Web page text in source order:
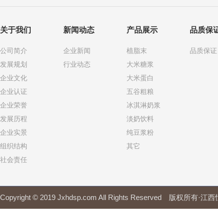
关于我们
公司简介
发展规划
企业文化
企业认证
企业荣誉
发展历程
企业实景
组织结构
社会责任
新闻动态
企业新闻
行业动态
产品展示
植脂末
大米糖浆
大米蛋白
五谷粗粮
冰淇淋奶浆
淡奶饮料
纯豆浆粉
其它
品质保
品质保证
Copyright © 2019 Jxhdsp.com All Rights Reserved 版权所有·江